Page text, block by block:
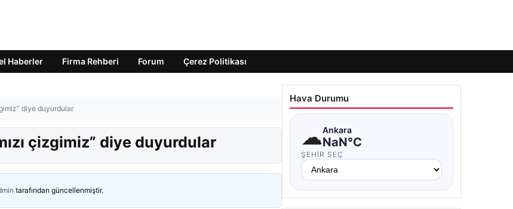
Haberler Firma Rehberi Forum Çerez Politikası
diye duyurdular
çizgimiz” diye duyurdular
tarafından güncellenmiştir.
Hava Durumu
☁Ankara
NaN°C
ŞEHIR SEÇ